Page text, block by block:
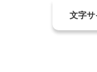
文字